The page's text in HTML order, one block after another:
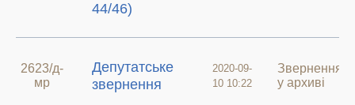
44/46)
2623/д-
мр
Депутатське
звернення
2020-09-
10 10:22
Звернення
у архиві